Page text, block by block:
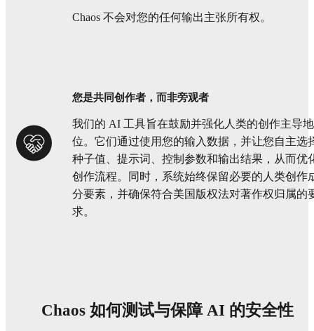
Chaos 不会对您的任何输出主张所有权。
您是共同创作者，而非旁观者
我们的 AI 工具旨在鼓励并强化人类的创作主导地
位。它们通过使用您的输入数据，并让您自主选
种子值、提示词、控制参数和输出结果，从而优
创作流程。同时，系统始终保留必要的人类创作
分要素，并确保符合美国版权法对著作权归属的
求。
Chaos 如何测试与保障 AI 的安全性